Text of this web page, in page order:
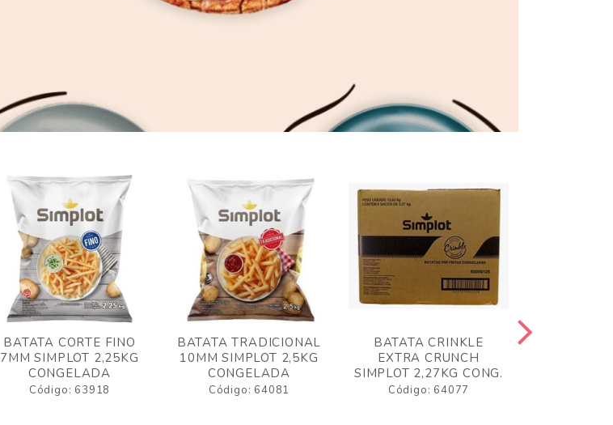
BATATA CORTE FINO
7MM SIMPLOT 2,25KG
CONGELADA
Código: 63918
BATATA TRADICIONAL
10MM SIMPLOT 2,5KG
CONGELADA
Código: 64081
BATATA CRINKLE
EXTRA CRUNCH
SIMPLOT 2,27KG CONG.
Código: 64077